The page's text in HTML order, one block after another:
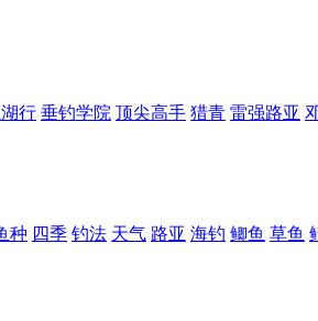
行 垂钓学院 顶尖高手 猎青 雷强路亚
种 四季 钓法 天气 路亚 海钓 鲫鱼 草鱼